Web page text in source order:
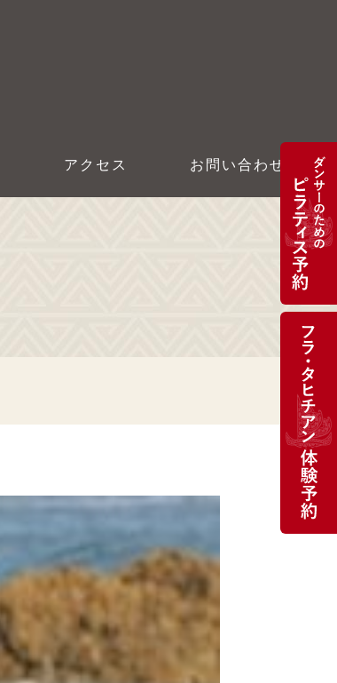
アクセス お問い合わせ